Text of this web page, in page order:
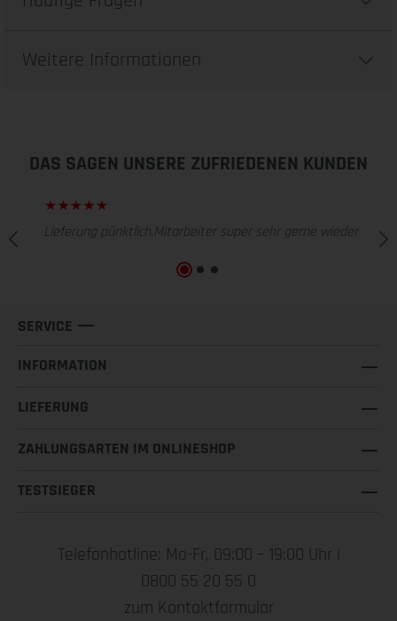
Weitere Informationen
DAS SAGEN UNSERE ZUFRIEDENEN KUNDEN
Lieferung pünktlich,Mitarbeiter super sehr gerne wieder
SERVICE
INFORMATION
LIEFERUNG
ZAHLUNGSARTEN IM ONLINESHOP
TESTSIEGER
Telefonhotline: Mo-Fr, 09:00 – 19:00 Uhr |
0800 55 20 55 0
zum Kontaktformular